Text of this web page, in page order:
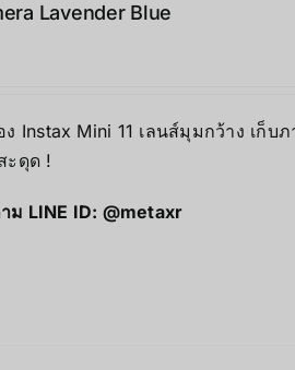
Lavender Blue
Instax Mini 11 เลนส์มุมกว้าง เก็
ะดุด !
ม LINE ID: @metaxr